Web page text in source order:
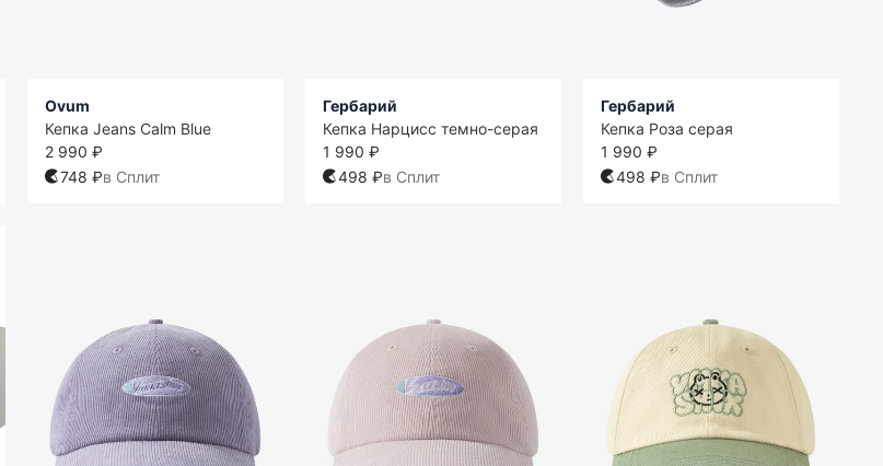
Ovum
Кепка Jeans Calm Blue
2 990 ₽
748 ₽в Сплит
Гербарий
Кепка Нарцисс темно-серая
1 990 ₽
498 ₽в Сплит
Гербарий
Кепка Роза серая
1 990 ₽
498 ₽в Сплит